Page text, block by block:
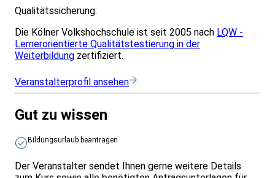
Qualitätssicherung:
Die Kölner Volkshochschule ist seit 2005 nach LQW -
Lernerorientierte Qualitätstestierung in der
Weiterbildung zertifiziert.
Veranstalterprofil ansehen
Gut zu wissen
Bildungsurlaub beantragen
Der Veranstalter sendet Ihnen gerne weitere Details